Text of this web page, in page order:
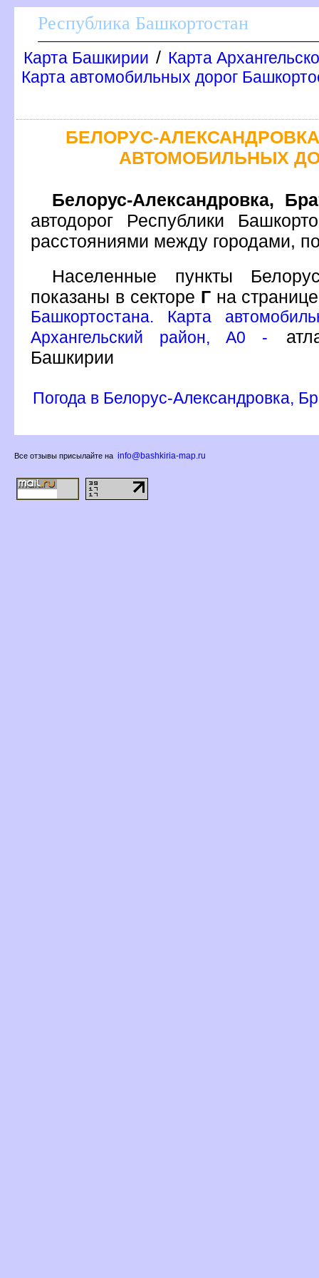
Республика Башкортостан
Карта Башкирии / Карта
Карта автомобильных дорог
БЕЛОРУС-
АВТОМОБИЛЬНЫХ
Белорус-Александровка,
автодорог Республики
расстояниями между городами,
Населенные пункты
показаны в секторе Гна
Башкортостана. Карта
Архангельский район, A0 -
Башкирии
Погода в Белорус-Александровка,
се отзывы присылайте на info@bashkiria-map.ru